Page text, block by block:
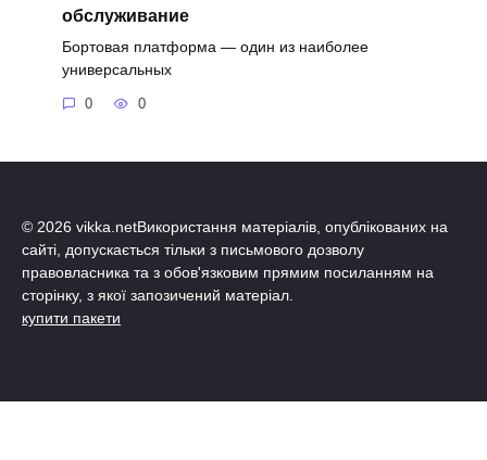
обслуживание
Бортовая платформа — один из наиболее
универсальных
0 0
© 2026 vikka.netВикористання матеріалів, опублікованих на
сайті, допускається тільки з письмового дозволу
правовласника та з обов'язковим прямим посиланням на
сторінку, з якої запозичений матеріал.
купити пакети